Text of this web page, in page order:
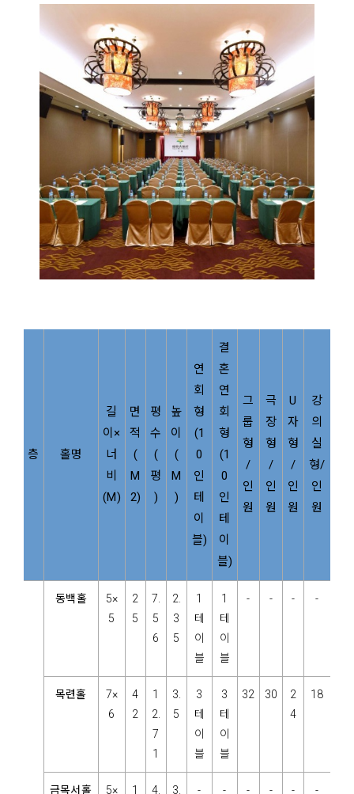
층 홀명
길
이×
너
비
(M)
면
적
(
M
2)
평
수
(
평
)
높
이
(
M
)
연
회
형
(1
0
인
테
이
블)
결
혼
연
회
형
(1
0
인
테
이
블)
그
룹
형
/
인
원
극
장
형
/
인
원
U
자
형
/
인
원
강
의
실
형/
인
원
동백홀
5×
5
2
5
7.
5
6
2.
3
5
1
테
이
블
1
테
이
블
- - - -
목련홀
7×
6
4
2
1
2.
7
1
3.
5
3
테
이
블
3
테
이
블
32 30
2
4
18
금목서홀 5× 1 4. 3. - - - - - -